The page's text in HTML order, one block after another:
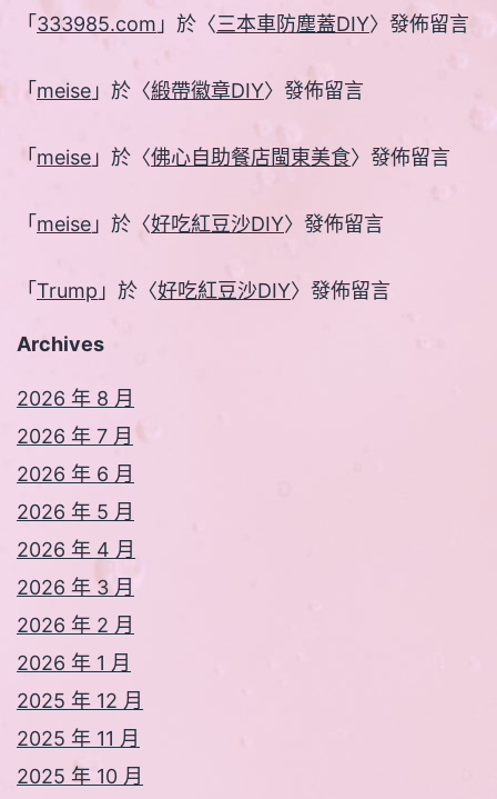
「333985.com 」於〈三本車防塵蓋DIY〉發佈留言
「meise 」於〈緞帶徽章DIY〉發佈留言
「meise 」於〈佛心自助餐店閩東美食〉發佈留言
「meise 」於〈好吃紅豆沙DIY〉發佈留言
「Trump 」於〈好吃紅豆沙DIY〉發佈留言
Archives
2026 年 8 月
2026 年 7 月
2026 年 6 月
2026 年 5 月
2026 年 4 月
2026 年 3 月
2026 年 2 月
2026 年 1 月
2025 年 12 月
2025 年 11 月
2025 年 10 月